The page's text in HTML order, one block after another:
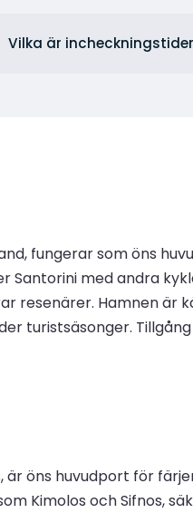
Vilka är
fungerar som öns
med andra
resenärer. Hamnen är
turistsäsonger.
är öns huvudport för
Kimolos och Sifnos,